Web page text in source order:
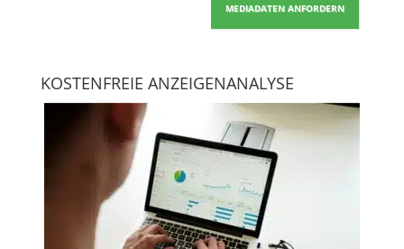
MEDIADATEN ANFORDERN
KOSTENFREIE ANZEIGENANALYSE